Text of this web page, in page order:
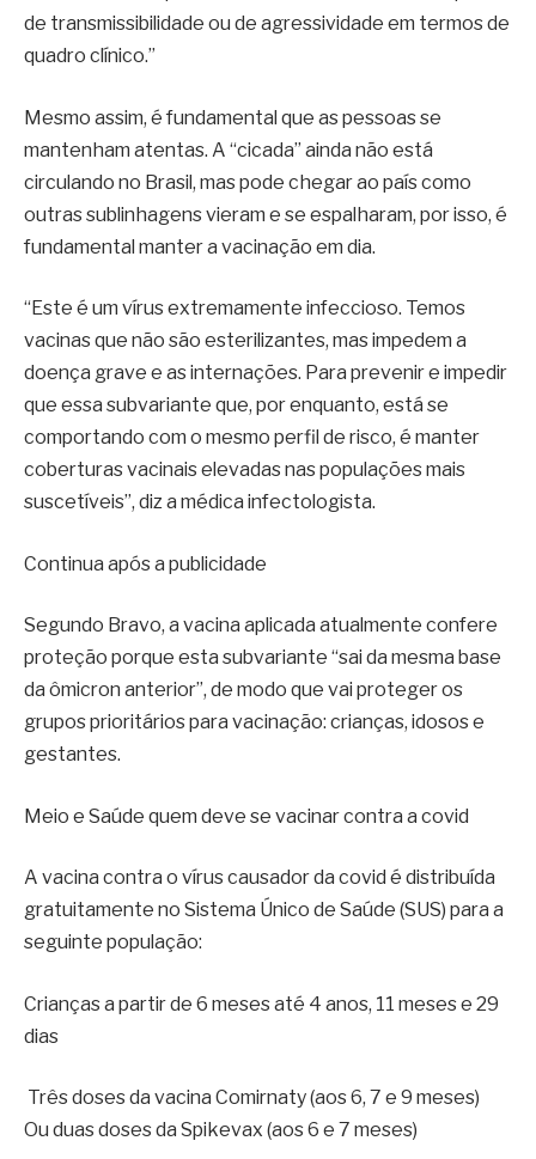
de transmissibilidade ou de agressividade em termos de
quadro clínico.”
Mesmo assim, é fundamental que as pessoas se
mantenham atentas. A “cicada” ainda não está
circulando no Brasil, mas pode chegar ao país como
outras sublinhagens vieram e se espalharam, por isso, é
fundamental manter a vacinação em dia.
“Este é um vírus extremamente infeccioso. Temos
vacinas que não são esterilizantes, mas impedem a
doença grave e as internações. Para prevenir e impedir
que essa subvariante que, por enquanto, está se
comportando com o mesmo perfil de risco, é manter
coberturas vacinais elevadas nas populações mais
suscetíveis”, diz a médica infectologista.
Continua após a publicidade
Segundo Bravo, a vacina aplicada atualmente confere
proteção porque esta subvariante “sai da mesma base
da ômicron anterior”, de modo que vai proteger os
grupos prioritários para vacinação: crianças, idosos e
gestantes.
Meio e Saúde quem deve se vacinar contra a covid
A vacina contra o vírus causador da covid é distribuída
gratuitamente no Sistema Único de Saúde (SUS) para a
seguinte população:
Crianças a partir de 6 meses até 4 anos, 11 meses e 29
dias
Três doses da vacina Comirnaty (aos 6, 7 e 9 meses)
Ou duas doses da Spikevax (aos 6 e 7 meses)